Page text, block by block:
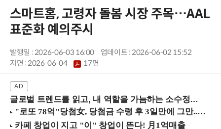
스마트홈, 고령자 돌봄 시장 주목…AAL
표준화 예의주시
발행일 : 2026-06-03 16:00
업데이트 : 2026-06-02 15:52
지면 :2026-06-04 17면
글로벌 트렌드를 읽고, 내 역할을 가늠하는 소수정예 실습 워크숍 (8/28 신논현역)